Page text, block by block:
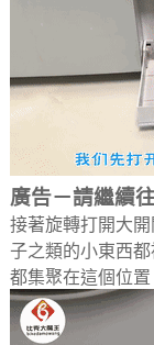
廣告－請繼續
接著旋轉打開大
子之類的小東西
都集聚在這個位置